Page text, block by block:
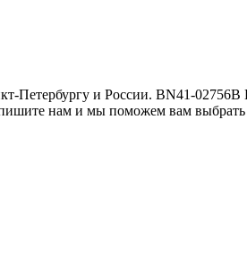
Петербургу и России. BN41-
нам и мы поможем вам